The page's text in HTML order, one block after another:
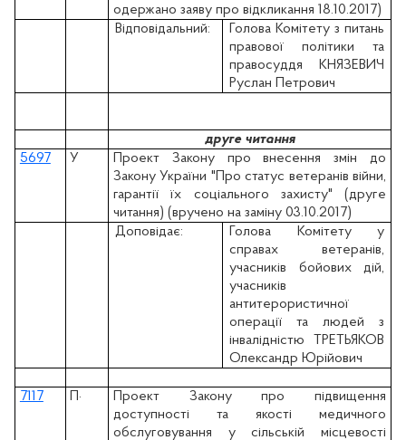
одержано заяву про відкликання 18.10.2017)
Відповідальний:
Голова Комітету з питань
правової політики та
правосуддя КНЯЗЕВИЧ
Руслан Петрович
друге читання
5697
У
Проект Закону про внесення змін до
Закону України "Про статус ветеранів війни,
гарантії їх соціального захисту" (друге
читання) (вручено на заміну 03.10.2017)
Доповідає:
Голова Комітету у
справах ветеранів,
учасників бойових дій,
учасників
антитерористичної
операції та людей з
інвалідністю ТРЕТЬЯКОВ
Олександр Юрійович
7117 ·
Проект Закону про підвищення
доступності та якості медичного
обслуговування у сільській місцевості